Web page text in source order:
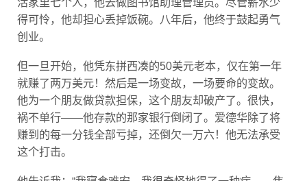
得可怜，他却担心丢掉饭碗。八年后，他终于鼓起勇气
创业。
就赚了两万美元！然后是一场变故，一场要命的变故。
他为一个朋友做贷款担保，这个朋友却破产了。很快，
祸不单行——他存款的那家银行倒闭了。爱德华除了将
赚到的每一分钱全部亏掉，还倒欠一万六！他无法承受
这个打击。